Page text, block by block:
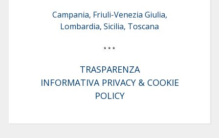
Campania, Friuli-Venezia Giulia,
Lombardia, Sicilia, Toscana
* * *
TRASPARENZA
INFORMATIVA PRIVACY & COOKIE
POLICY